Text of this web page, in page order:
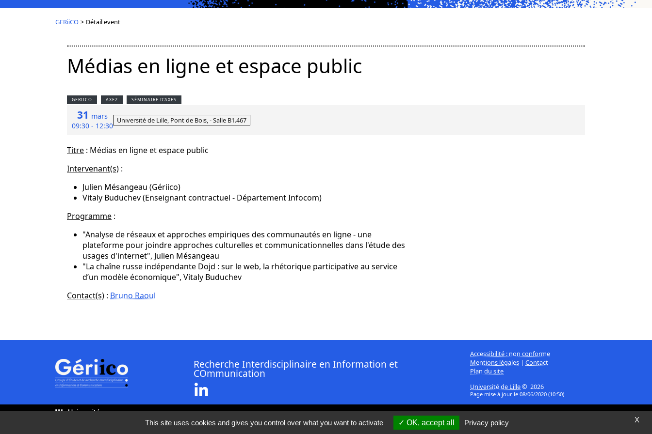
GERiiCO > Détail event
Médias en ligne et espace public
GERIICO AXE2 SÉMINAIRE D'AXES
31 mars
09:30 - 12:30
Université de Lille, Pont de Bois, - Salle B1.467
Titre : Médias en ligne et espace public
Intervenant(s) :
Julien Mésangeau (Gériico)
Vitaly Buduchev (Enseignant contractuel - Département Infocom)
Programme :
"Analyse de réseaux et approches empiriques des communautés en ligne - une
plateforme pour joindre approches culturelles et communicationnelles dans l'étude des
usages d'internet", Julien Mésangeau
"La chaîne russe indépendante Dojd : sur le web, la rhétorique participative au service
d’un modèle économique", Vitaly Buduchev
Contact(s) : Bruno Raoul
Recherche Interdisciplinaire en Information et
COmmunication
Accessibilité : non conforme
Mentions légales | Contact
Plan du site
Université de Lille© 2026
Page mise à jour le 08/06/2020 (10:50)
X
This site uses cookies and gives you control over what you want to activate OK, accept all Privacy policy